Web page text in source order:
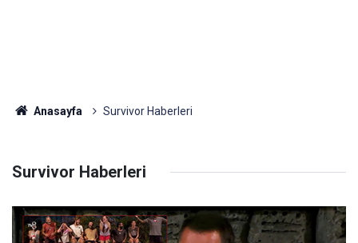
Anasayfa Survivor Haberleri
Survivor Haberleri